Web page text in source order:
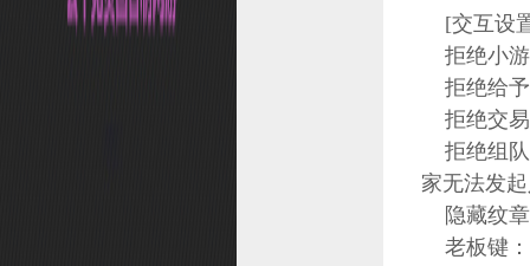
[交互设
拒绝小游
拒绝给予
拒绝交易
拒绝组队
家无法发
隐藏纹章
老板键：